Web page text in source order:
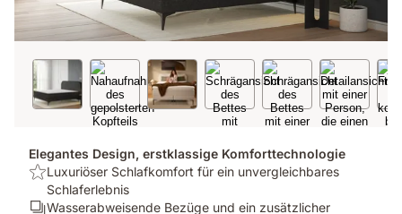
Elegantes Design, erstklassige Komforttechnologie
USP:
Luxuriöser
Schlafkomfort
Luxuriöser Schlafkomfort für ein unvergleichbares
Schlaferlebnis
Ergonomie/Zonen:
Wasserabweisende Bezüge und ein zusätzlicher